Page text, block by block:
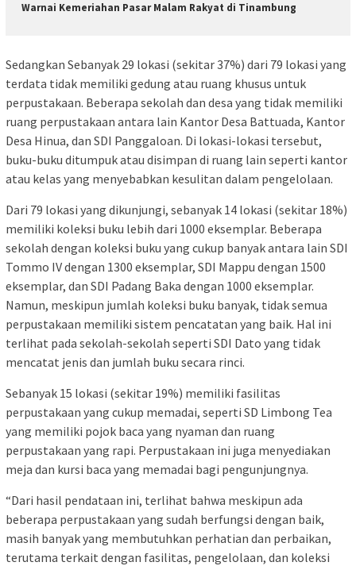
Warnai Kemeriahan Pasar Malam Rakyat di Tinambung
Sedangkan Sebanyak 29 lokasi (sekitar 37%) dari 79 lokasi yang
terdata tidak memiliki gedung atau ruang khusus untuk
perpustakaan. Beberapa sekolah dan desa yang tidak memiliki
ruang perpustakaan antara lain Kantor Desa Battuada, Kantor
Desa Hinua, dan SDI Panggaloan. Di lokasi-lokasi tersebut,
buku-buku ditumpuk atau disimpan di ruang lain seperti kantor
atau kelas yang menyebabkan kesulitan dalam pengelolaan.
Dari 79 lokasi yang dikunjungi, sebanyak 14 lokasi (sekitar 18%)
memiliki koleksi buku lebih dari 1000 eksemplar. Beberapa
sekolah dengan koleksi buku yang cukup banyak antara lain SDI
Tommo IV dengan 1300 eksemplar, SDI Mappu dengan 1500
eksemplar, dan SDI Padang Baka dengan 1000 eksemplar.
Namun, meskipun jumlah koleksi buku banyak, tidak semua
perpustakaan memiliki sistem pencatatan yang baik. Hal ini
terlihat pada sekolah-sekolah seperti SDI Dato yang tidak
mencatat jenis dan jumlah buku secara rinci.
Sebanyak 15 lokasi (sekitar 19%) memiliki fasilitas
perpustakaan yang cukup memadai, seperti SD Limbong Tea
yang memiliki pojok baca yang nyaman dan ruang
perpustakaan yang rapi. Perpustakaan ini juga menyediakan
meja dan kursi baca yang memadai bagi pengunjungnya.
“Dari hasil pendataan ini, terlihat bahwa meskipun ada
beberapa perpustakaan yang sudah berfungsi dengan baik,
masih banyak yang membutuhkan perhatian dan perbaikan,
terutama terkait dengan fasilitas, pengelolaan, dan koleksi